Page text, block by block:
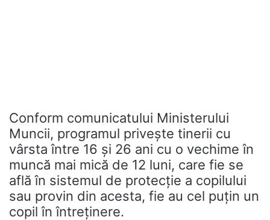
Conform comunicatului Ministerului
Muncii, programul privește tinerii cu
vârsta între 16 și 26 ani cu o vechime în
muncă mai mică de 12 luni, care fie se
află în sistemul de protecţie a copilului
sau provin din acesta, fie au cel puțin un
copil în întreţinere.